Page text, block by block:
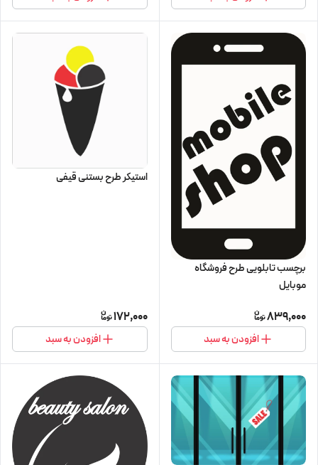
برچسب تابلویی طرح فروشگاه
موبایل
839,000
افزودن به سبد
استیکر طرح بستنی قیفی
172,000
افزودن به سبد